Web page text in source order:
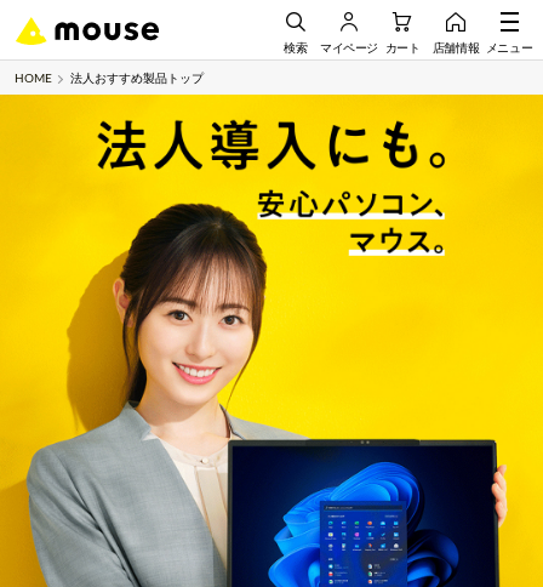
検索 マイページ カート 店舗情報 メニュー
HOME 法人おすすめ製品トップ